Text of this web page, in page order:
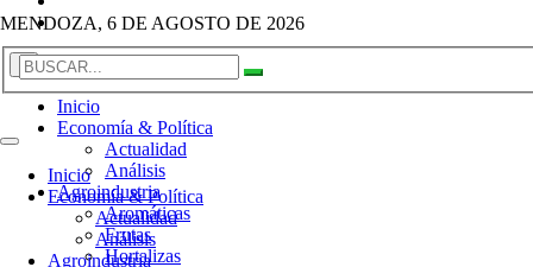
MENDOZA, 6 DE AGOSTO DE 2026
Inicio
Economía & Política
Actualidad
Análisis
Agroindustria
×
Inicio
Economía & Política
Actualidad
Análisis
Agroindustria
Aromáticas
Frutas
Hortalizas